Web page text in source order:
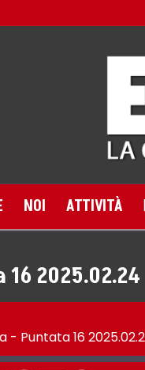
NOI ATTIVITÀ
2025.02.24
- Puntata 16